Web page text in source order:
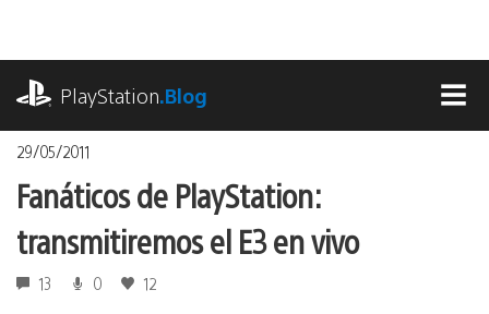
contenido
PlayStation.Blog
29/05/2011
Fanáticos de PlayStation:
transmitiremos el E3 en vivo
13 0 12